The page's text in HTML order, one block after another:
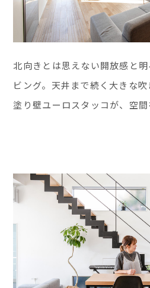
北向きとは思えない開放感と
ビング。天井まで続く大きな
塗り壁ユーロスタッコが、空間